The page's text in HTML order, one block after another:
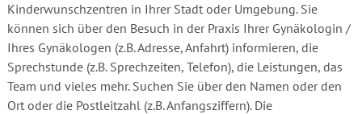
Kinderwunschzentren in Ihrer Stadt oder Umgebung. Sie
können sich über den Besuch in der Praxis Ihrer Gynäkologin /
Ihres Gynäkologen (z.B. Adresse, Anfahrt) informieren, die
Sprechstunde (z.B. Sprechzeiten, Telefon), die Leistungen, das
Team und vieles mehr. Suchen Sie über den Namen oder den
Ort oder die Postleitzahl (z.B. Anfangsziffern). Die